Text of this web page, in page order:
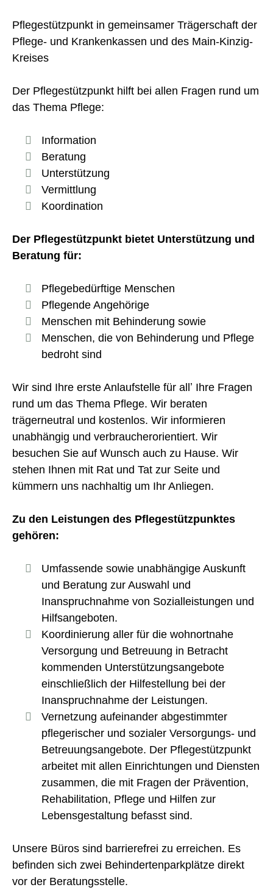
Pﬂegestützpunkt in gemeinsamer Trägerschaft der
Pﬂege- und Krankenkassen und des Main-Kinzig-
Kreises
Der Pﬂegestützpunkt hilft bei allen Fragen rund um
das Thema Pﬂege:
Information
Beratung
Unterstützung
Vermittlung
Koordination
Der Pﬂegestützpunkt bietet Unterstützung und
Beratung für:
Pflegebedürftige Menschen
Pflegende Angehörige
Menschen mit Behinderung sowie
Menschen, die von Behinderung und Pflege
bedroht sind
Wir sind Ihre erste Anlaufstelle für allʼ Ihre Fragen
rund um das Thema Pflege. Wir beraten
trägerneutral und kostenlos. Wir informieren
unabhängig und verbraucherorientiert. Wir
besuchen Sie auf Wunsch auch zu Hause. Wir
stehen Ihnen mit Rat und Tat zur Seite und
kümmern uns nachhaltig um Ihr Anliegen.
Zu den Leistungen des Pﬂegestützpunktes
gehören:
Umfassende sowie unabhängige Auskunft
und Beratung zur Auswahl und
Inanspruchnahme von Sozialleistungen und
Hilfsangeboten.
Koordinierung aller für die wohnortnahe
Versorgung und Betreuung in Betracht
kommenden Unterstützungsangebote
einschließlich der Hilfestellung bei der
Inanspruchnahme der Leistungen.
Vernetzung aufeinander abgestimmter
pflegerischer und sozialer Versorgungs- und
Betreuungsangebote. Der Pflegestützpunkt
arbeitet mit allen Einrichtungen und Diensten
zusammen, die mit Fragen der Prävention,
Rehabilitation, Pflege und Hilfen zur
Lebensgestaltung befasst sind.
Unsere Büros sind barrierefrei zu erreichen. Es
befinden sich zwei Behindertenparkplätze direkt
vor der Beratungsstelle.